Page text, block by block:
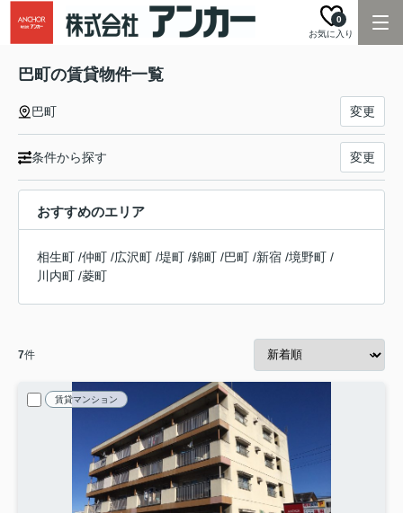
お気に入り
0
巴町の賃貸物件一覧
巴町 変更
条件から探す 変更
おすすめのエリア
相生町 /仲町 /広沢町 /堤町 /錦町 /巴町 /新宿 /境野町 /
川内町 /菱町
7件
賃貸マンション